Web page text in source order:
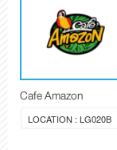
Cafe Amazon
LOCATION : LG020B